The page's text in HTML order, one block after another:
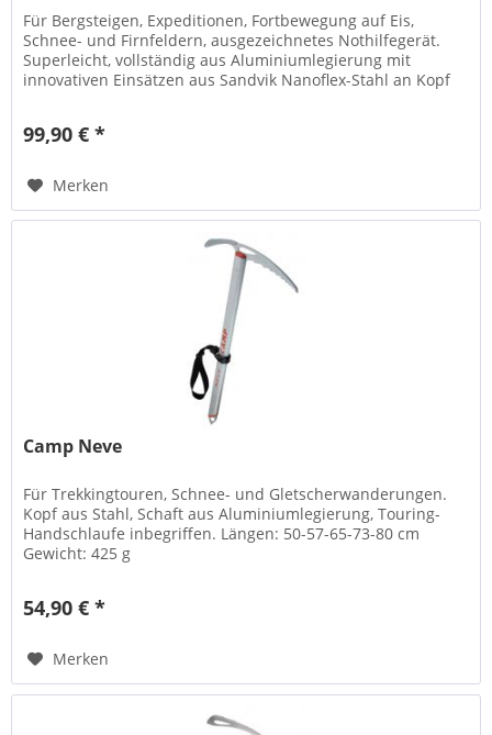
Für Bergsteigen, Expeditionen, Fortbewegung auf Eis,
Schnee- und Firnfeldern, ausgezeichnetes Nothilfegerät.
Superleicht, vollständig aus Aluminiumlegierung mit
innovativen Einsätzen aus Sandvik Nanoflex-Stahl an Kopf
99,90 € *
Merken
Camp Neve
Für Trekkingtouren, Schnee- und Gletscherwanderungen.
Kopf aus Stahl, Schaft aus Aluminiumlegierung, Touring-
Handschlaufe inbegriffen. Längen: 50-57-65-73-80 cm
Gewicht: 425 g
54,90 € *
Merken